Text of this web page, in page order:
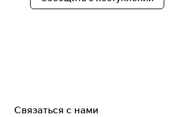
Связаться с нами